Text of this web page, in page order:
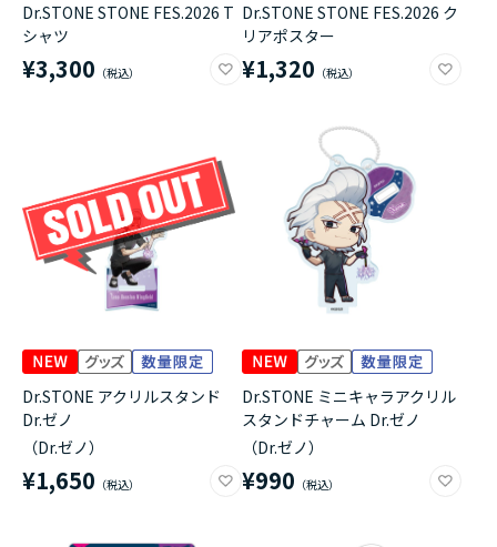
Dr.STONE STONE FES.2026 T
シャツ
¥3,300
Dr.STONE STONE FES.2026 ク
リアポスター
¥1,320
Dr.STONE アクリルスタンド
Dr.ゼノ
（Dr.ゼノ）
¥1,650
Dr.STONE ミニキャラアクリル
スタンドチャーム Dr.ゼノ
（Dr.ゼノ）
¥990